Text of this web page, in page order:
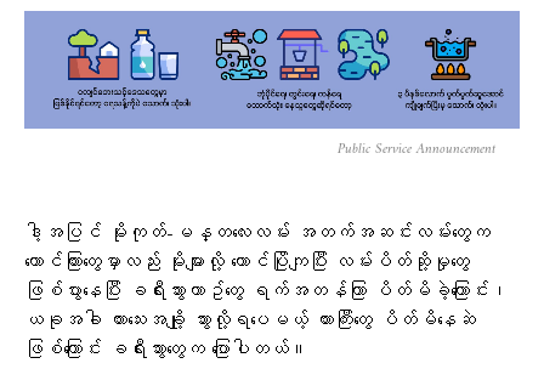
Public Service Announcement
ဒါ့အပြင် မိုးကုတ်-မန္တလေးလမ်း အတက်အဆင်းလမ်း​တွေက
တောင်ကြားတွေမှာလည်း မိုးများလို့ တောင်ပြိုကျပြီး လမ်းပိတ်ဆို့မှုတွေ
ဖြစ်ပွားနေပြီး ခရီးသွားယာဥ်တွေ ရက်အတန်ကြာ ပိတ်မိခဲ့ကြောင်း၊
ယခုအခါ ကားသေးအချို့ သွားလို့ရပေမယ့် ကားကြီးတွေ ပိတ်မိနေဆဲ
ဖြစ်ကြောင်း ခရီးသွားတွေက ပြောပါတယ်။